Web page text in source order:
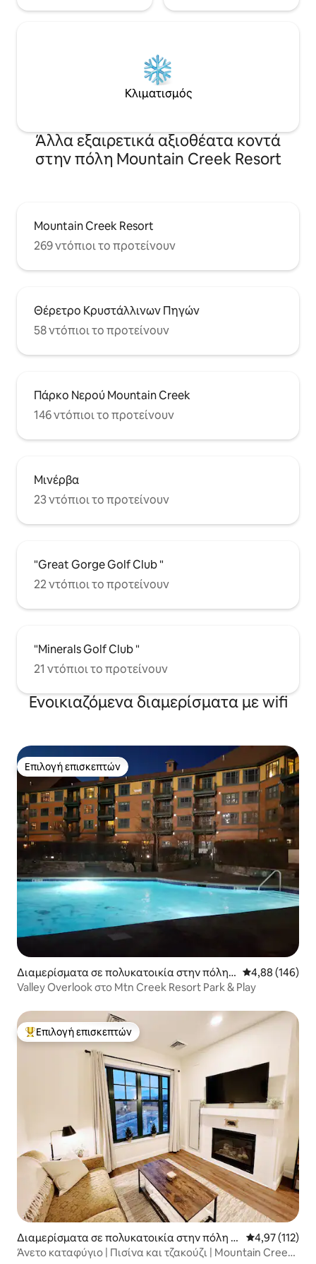
Κλιματισμός
Άλλα εξαιρετικά αξιοθέατα κοντά
στην πόλη Mountain Creek Resort
Mountain Creek Resort
269 ντόπιοι το προτείνουν
Θέρετρο Κρυστάλλινων Πηγών
58 ντόπιοι το προτείνουν
Πάρκο Νερού Mountain Creek
146 ντόπιοι το προτείνουν
Μινέρβα
23 ντόπιοι το προτείνουν
"Great Gorge Golf Club "
22 ντόπιοι το προτείνουν
"Minerals Golf Club "
21 ντόπιοι το προτείνουν
Ενοικιαζόμενα διαμερίσματα με wifi
Επιλογή επισκεπτών
Επιλογή επισκεπτών
Διαμερίσματα σε πολυκατοικία στην πόλη V
ernon Township
Μέση
4,88 (146)
Valley Overlook στο Mtn Creek Resort Park & Play
Κορυφαία επιλογή επισκεπτών
Επιλογή επισκεπτών
Διαμερίσματα σε πολυκατοικία στην πόλη V
ernon Township
Μέση
4,97 (112)
Άνετο καταφύγιο | Πισίνα και τζακούζι | Mountain Creek